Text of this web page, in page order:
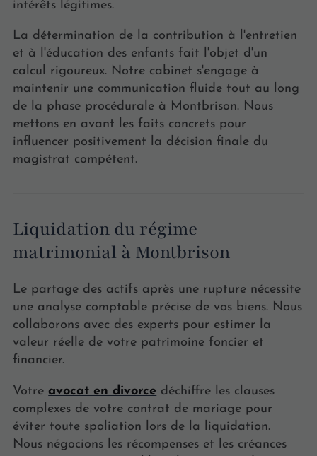
intérêts légitimes.
La détermination de la contribution à l'entretien
et à l'éducation des enfants fait l'objet d'un
calcul rigoureux. Notre cabinet s'engage à
maintenir une communication fluide tout au long
de la phase procédurale à Montbrison. Nous
mettons en avant les faits concrets pour
influencer positivement la décision finale du
magistrat compétent.
Liquidation du régime
matrimonial à Montbrison
Le partage des actifs après une rupture nécessite
une analyse comptable précise de vos biens. Nous
collaborons avec des experts pour estimer la
valeur réelle de votre patrimoine foncier et
financier.
Votreavocat en divorce déchiffre les clauses
complexes de votre contrat de mariage pour
éviter toute spoliation lors de la liquidation.
Nous négocions les récompenses et les créances